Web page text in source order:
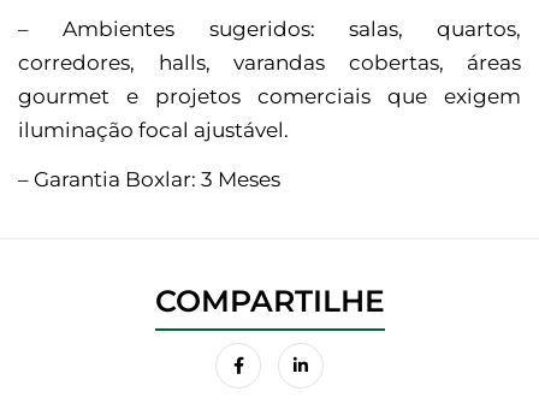
– Ambientes sugeridos: salas, quartos,
corredores, halls, varandas cobertas, áreas
gourmet e projetos comerciais que exigem
iluminação focal ajustável.
– Garantia Boxlar: 3 Meses